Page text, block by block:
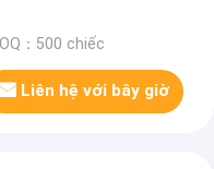
：500 chiếc
Liên hệ với bây giờ